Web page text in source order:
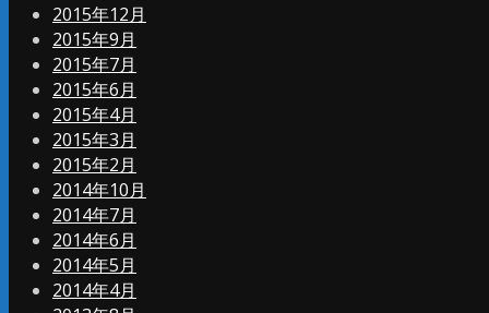
2015年12月
2015年9月
2015年7月
2015年6月
2015年4月
2015年3月
2015年2月
2014年10月
2014年7月
2014年6月
2014年5月
2014年4月